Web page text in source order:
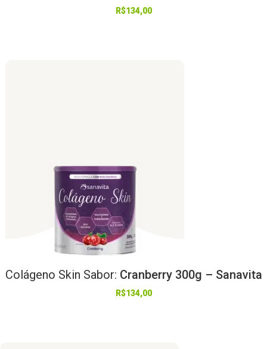
R$134,00
Colágeno Skin Sabor: Cranberry 300g – Sanavita
R$134,00